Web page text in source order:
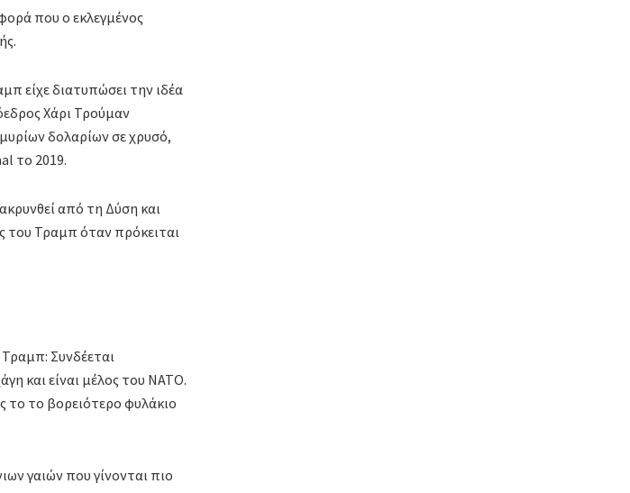
που ο εκλεγμένος
είχε διατυπώσει την ιδέα
Χάρι Τρούμαν
δολαρίων σε χρυσό,
το 2019.
από τη Δύση και
του Τραμπ όταν πρόκειται
Συνδέεται
και είναι μέλος του ΝΑΤΟ.
το το βορειότερο φυλάκιο
γαιών που γίνονται πιο